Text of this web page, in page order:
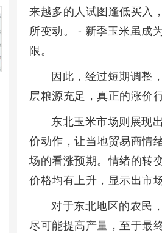
来越多的人试图逢低买入
所变动。 - 新季玉米虽成
限。
因此，经过短期调整
层粮源充足，真正的涨价
东北玉米市场则展现
价动作，让当地贸易商情
场的看涨预期。情绪的转
价格均有上升，显示出市
对于东北地区的农民
尽可能提高产量，至于最